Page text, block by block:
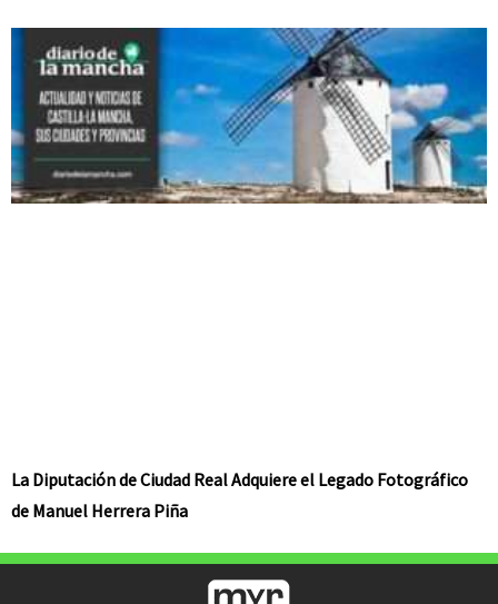
La Diputación de Ciudad Real Adquiere el Legado Fotográfico
de Manuel Herrera Piña